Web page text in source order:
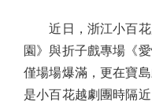
近日，浙江小百花
園》與折子戲專場《
僅場場爆滿，更在寶
是小百花越劇團時隔